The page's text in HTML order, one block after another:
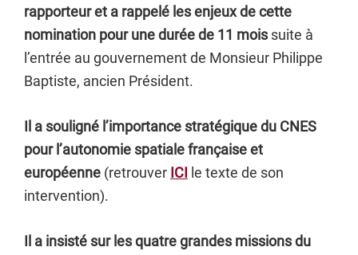
rapporteur et a rappelé les enjeux de cette
nomination pour une durée de 11 mois suite à
l’entrée au gouvernement de Monsieur Philippe
Baptiste, ancien Président.
Il a souligné l’importance stratégique du CNES
pour l’autonomie spatiale française et
européenne (retrouver ICI le texte de son
intervention).
Il a insisté sur les quatre grandes missions du